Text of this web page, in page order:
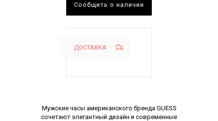
Сообщить о наличии
ДОСТАВКА
Описание
Мужские часы американского бренда GUESS
сочетают элегантный дизайн и современные